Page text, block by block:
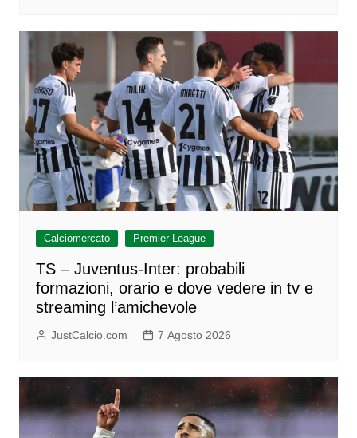
Calciomercato Premier League
TS – Juventus-Inter: probabili
formazioni, orario e dove vedere in tv e
streaming l’amichevole
JustCalcio.com 7 Agosto 2026